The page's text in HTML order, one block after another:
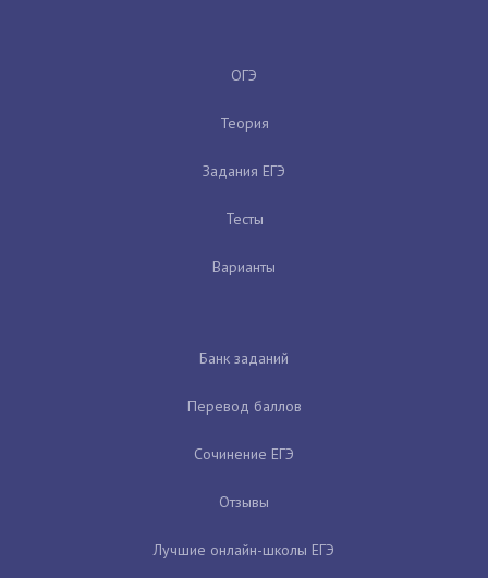
ОГЭ
Теория
Задания ЕГЭ
Тесты
Варианты
Банк заданий
Перевод баллов
Сочинение ЕГЭ
Отзывы
Лучшие онлайн-школы ЕГЭ